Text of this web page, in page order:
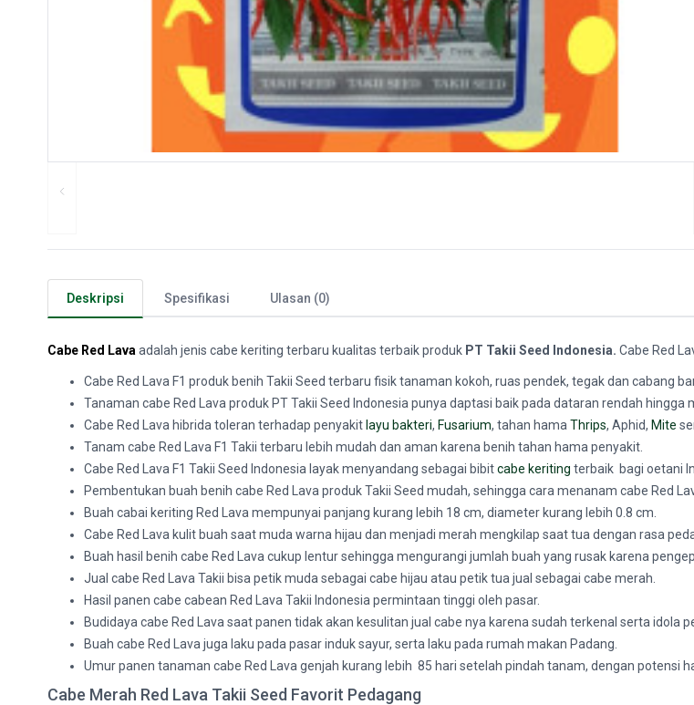
Deskripsi Spesifikasi Ulasan (0)
Cabe Red Lava adalah jenis cabe keriting terbaru kualitas terbaik produk PT Takii Seed Indonesia. Cabe Red
Cabe Red Lava F1 produk benih Takii Seed terbaru fisik tanaman kokoh, ruas pendek, tegak dan cabang
Tanaman cabe Red Lava produk PT Takii Seed Indonesia punya daptasi baik pada dataran rendah
Cabe Red Lava hibrida toleran terhadap penyakit layu bakteri, Fusarium, tahan hama Thrips, Aphid, Mite
Tanam cabe Red Lava F1 Takii terbaru lebih mudah dan aman karena benih tahan hama penyakit.
Cabe Red Lava F1 Takii Seed Indonesia layak menyandang sebagai bibitcabe keriting terbaik bagi oetani
Pembentukan buah benih cabe Red Lava produk Takii Seed mudah, sehingga cara menanam cabe Red
Buah cabai keriting Red Lava mempunyai panjang kurang lebih 18 cm, diameter kurang lebih 0.8 cm.
Cabe Red Lava kulit buah saat muda warna hijau dan menjadi merah mengkilap saat tua dengan rasa
Buah hasil benih cabe Red Lava cukup lentur sehingga mengurangi jumlah buah yang rusak karena
Jual cabe Red Lava Takii bisa petik muda sebagai cabe hijau atau petik tua jual sebagai cabe merah.
Hasil panen cabe cabean Red Lava Takii Indonesia permintaan tinggi oleh pasar.
Budidaya cabe Red Lava saat panen tidak akan kesulitan jual cabe nya karena sudah terkenal serta idola
Buah cabe Red Lava juga laku pada pasar induk sayur, serta laku pada rumah makan Padang.
Umur panen tanaman cabe Red Lava genjah kurang lebih 85 hari setelah pindah tanam, dengan potensi
Cabe Merah Red Lava Takii Seed Favorit Pedagang